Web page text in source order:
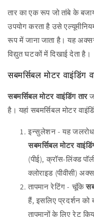
तार का एक रूप जो तांबे के
उपयोग करता है उसे
रूप में जाना जाता है। यह
विद्युत घटकों में दिखाई देता है।
सबमर्सिबल मोटर वाइंडिंग
सबमर्सिबल मोटर वाइंडिंग तार
है। यहां सबमर्सिबल मोटर
इन्सुलेशन - यह
सबमर्सिबल मोटर
(पीई), क्रॉस-लिंक्ड
क्लोराइड (पीवीसी)
तापमान रेटिंग - चूंकि
हैं, इसलिए प्रदर्शन
तापमानों के लिए रेट